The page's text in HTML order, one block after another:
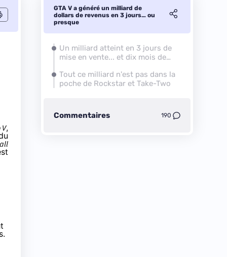
,
GTA V a généré un milliard de
dollars de revenus en 3 jours… ou
presque
Un milliard atteint en 3 jours de
mise en vente... et dix mois de
Tout ce milliard n'est pas dans la
poche de Rockstar et Take-Two
Commentaires 190